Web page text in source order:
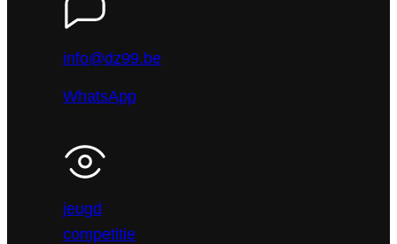
info@dz99.be
WhatsApp
jeugd
competitie